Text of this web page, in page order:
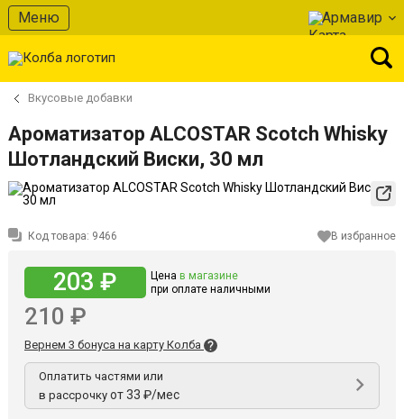
Меню Армавир
Вкусовые добавки
Ароматизатор ALCOSTAR Scotch Whisky
Шотландский Виски, 30 мл
Код товара: 9466 В избранное
203 ₽ Цена в магазине
при оплате наличными
210 ₽
Вернем 3 бонуса на карту Колба
Оплатить частями или
в рассрочку от 33 ₽/мес